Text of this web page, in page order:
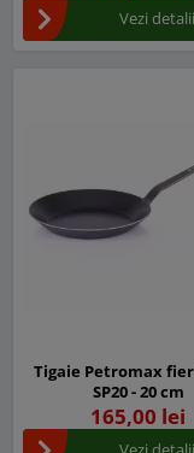
Vezi detalii
Tigaie Petromax
SP20 - 20 cm
165,00 lei